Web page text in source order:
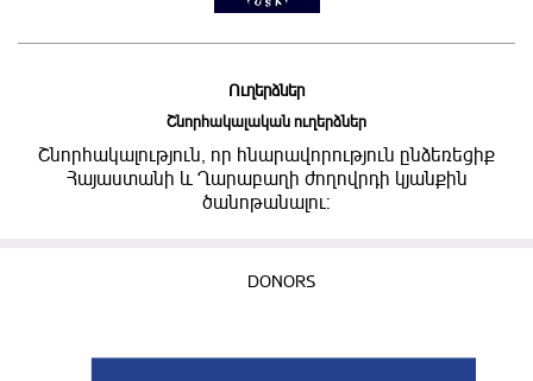
Ուղերձներ
Շնորհակալական ուղերձներ
Շնորհակալություն, որ հնարավորություն ընձեռեցիք
Հայաստանի և Ղարաբաղի ժողովրդի կյանքին
ծանոթանալու:
DONORS